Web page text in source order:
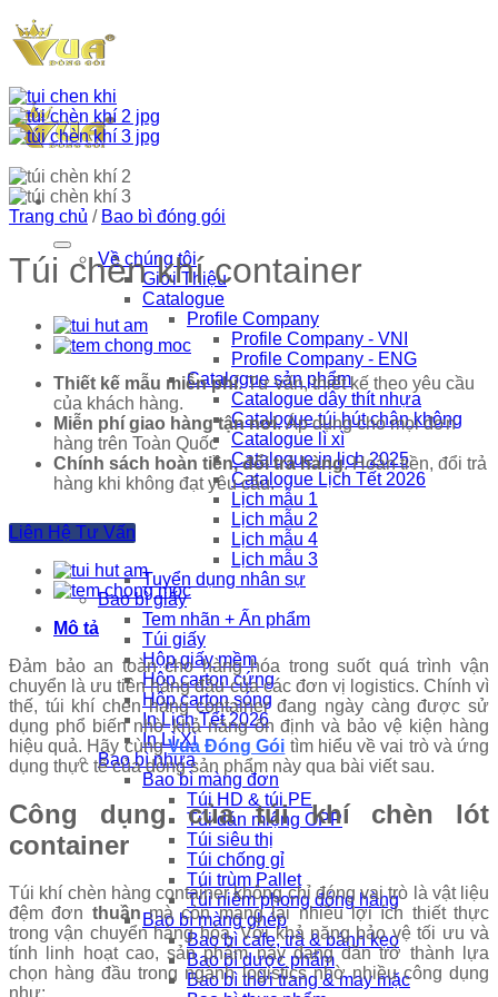
Skip
to
content
Về chúng tôi
Giới Thiệu
Catalogue
Profile Company
Profile Company - VNI
Profile Company - ENG
Catalogue sản phẩm
Catalogue dây thít nhựa
Catalogue túi hút chân không
Catalogue lì xì
Catalogue in lịch 2025
Catalogue Lịch Tết 2026
Lịch mẫu 1
Lịch mẫu 2
Lịch mẫu 4
Lịch mẫu 3
Tuyển dụng nhân sự
Bao bì giấy
Tem nhãn + Ấn phẩm
Túi giấy
Hộp giấy mềm
Hộp carton cứng
Hộp carton sóng
In Lịch Tết 2026
In Lì Xì
Bao bì nhựa
Bao bì màng đơn
Túi HD & túi PE
Túi dán miệng OPP
Túi siêu thị
Túi chống gỉ
Túi trùm Pallet
Túi niêm phong đóng hàng
Bao bì màng ghép
Bao bì cafe, trà & bánh kẹo
Bao bì dược phẩm
Bao bì thời trang & may mặc
Trang chủ / Bao bì đóng gói
Túi chèn khí container
Thiết kế mẫu miễn phí. Tư vấn, thiết kế theo yêu cầu
của khách hàng.
Miễn phí giao hàng tận nơi. Áp dụng cho mọi đơn
hàng trên Toàn Quốc
Chính sách hoàn tiền, đổi trả hàng. Hoàn tiền, đổi trả
hàng khi không đạt yêu cầu.
Liên Hệ Tư Vấn
Mô tả
Đảm bảo an toàn cho hàng hóa trong suốt quá trình vận
chuyển là ưu tiên hàng đầu của các đơn vị logistics. Chính vì
thế, túi khí chèn hàng container đang ngày càng được sử
dụng phổ biến nhờ khả năng ổn định và bảo vệ kiện hàng
hiệu quả. Hãy cùngVua Đóng Gói tìm hiểu về vai trò và ứng
dụng thực tế của dòng sản phẩm này qua bài viết sau.
Công dụng của túi khí chèn lót
container
Túi khí chèn hàng container không chỉ đóng vai trò là vật liệu
đệm đơn thuầnmà còn mang lại nhiều lợi ích thiết thực
trong vận chuyển hàng hóa. Với khả năng bảo vệ tối ưu và
tính linh hoạt cao, sản phẩm này đang dần trở thành lựa
chọn hàng đầu trong ngành logistics nhờ nhiều công dụng
như: